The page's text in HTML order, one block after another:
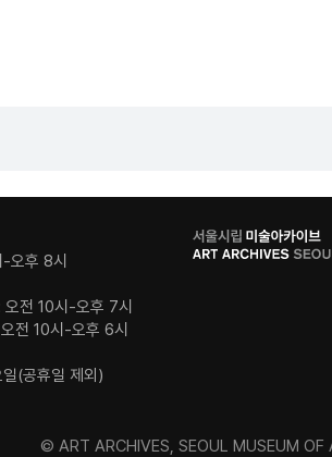
오후 8시
전 10시-오후 7시
전 10시-오후 6시
(공휴일 제외)
로
고
© ART ARCHIVES, SEOUL MUSEUM